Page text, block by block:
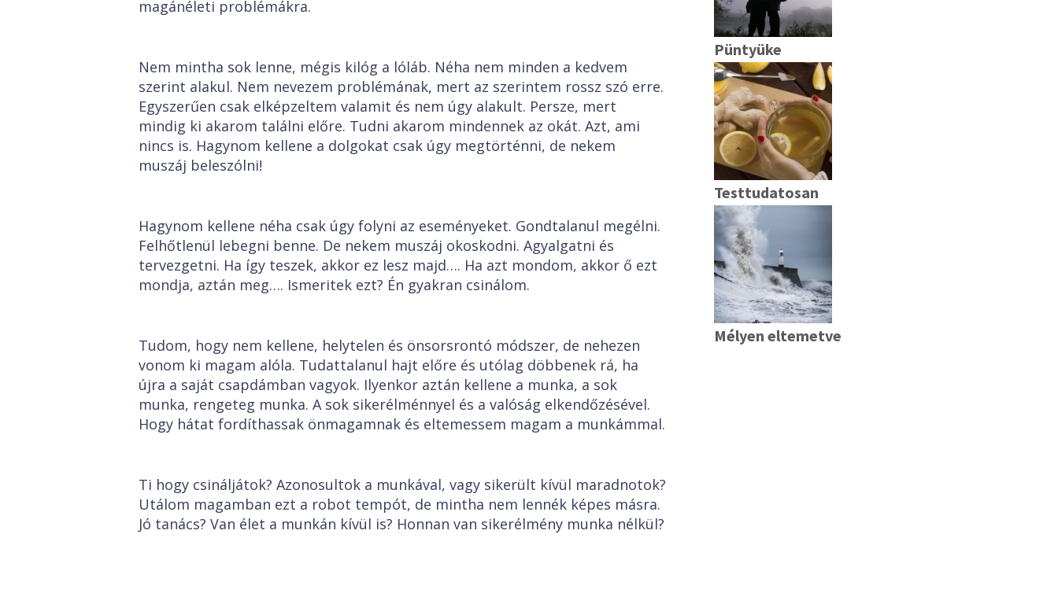
magánéleti problémákra.
Nem mintha sok lenne, mégis kilóg a lóláb. Néha nem minden a kedvem
szerint alakul. Nem nevezem problémának, mert az szerintem rossz szó erre.
Egyszerűen csak elképzeltem valamit és nem úgy alakult. Persze, mert
mindig ki akarom találni előre. Tudni akarom mindennek az okát. Azt, ami
nincs is. Hagynom kellene a dolgokat csak úgy megtörténni, de nekem
muszáj beleszólni!
Hagynom kellene néha csak úgy folyni az eseményeket. Gondtalanul megélni.
Felhőtlenül lebegni benne. De nekem muszáj okoskodni. Agyalgatni és
tervezgetni. Ha így teszek, akkor ez lesz majd…. Ha azt mondom, akkor ő ezt
mondja, aztán meg…. Ismeritek ezt? Én gyakran csinálom.
Tudom, hogy nem kellene, helytelen és önsorsrontó módszer, de nehezen
vonom ki magam alóla. Tudattalanul hajt előre és utólag döbbenek rá, ha
újra a saját csapdámban vagyok. Ilyenkor aztán kellene a munka, a sok
munka, rengeteg munka. A sok sikerélménnyel és a valóság elkendőzésével.
Hogy hátat fordíthassak önmagamnak és eltemessem magam a munkámmal.
Ti hogy csináljátok? Azonosultok a munkával, vagy sikerült kívül maradnotok?
Utálom magamban ezt a robot tempót, de mintha nem lennék képes másra.
Jó tanács? Van élet a munkán kívül is? Honnan van sikerélmény munka nélkül?
Püntyüke
Testtudatosan
Mélyen eltemetve